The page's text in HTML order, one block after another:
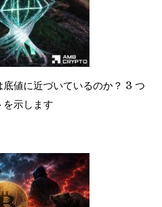
底値に近づいているのか？ 3 つ
を示します